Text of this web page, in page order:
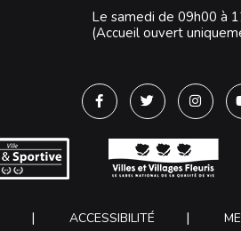
Le samedi de 09h00 à
(Accueil ouvert
Lien vers le compte
Lien vers le
Lien
ACCESSIBILITÉ